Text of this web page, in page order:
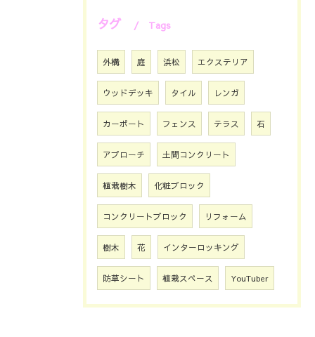
タグ Tags
外構 庭 浜松 エクステリア
ウッドデッキ タイル レンガ
カーポート フェンス テラス 石
アプローチ 土間コンクリート
植栽樹木 化粧ブロック
コンクリートブロック リフォーム
樹木 花 インターロッキング
防草シート 植栽スペース YouTuber